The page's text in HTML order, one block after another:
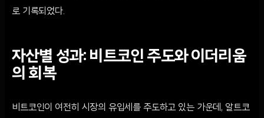
로 기록되었다.
자산별 성과: 비트코인 주도와 이더리움
의 회복
비트코인이 여전히 시장의 유입세를 주도하고 있는 가운데, 알트코